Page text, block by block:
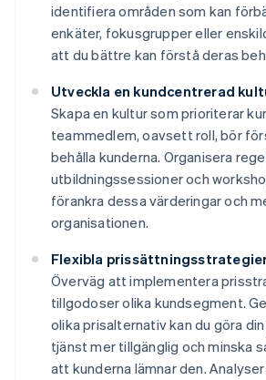
identifiera områden som kan
enkäter, fokusgrupper eller
att du bättre kan förstå deras
Utveckla en kundcentrerad
Skapa en kultur som prioriterar
teammedlem, oavsett roll, bör
behålla kunderna. Organisera
utbildningssessioner och
förankra dessa värderingar och
organisationen.
Flexibla
Överväg att implementera
tillgodoser olika kundsegment.
olika prisalternativ kan du göra
tjänst mer tillgänglig och minska
att kunderna lämnar den.